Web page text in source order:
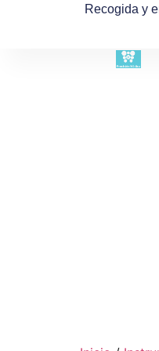
Recogida y